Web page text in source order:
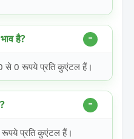
है?
से 0 रूपये प्रति कुएंटल हैं।
प्रति कुएंटल हैं।